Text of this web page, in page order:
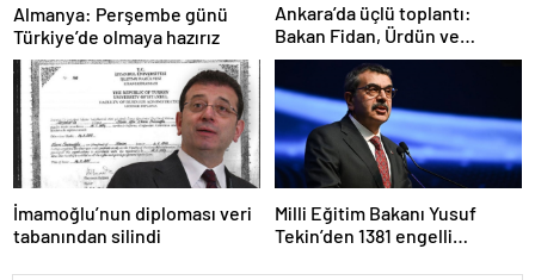
Almanya: Perşembe günü
Türkiye’de olmaya hazırız
Ankara’da üçlü toplantı:
Bakan Fidan, Ürdün ve
Suriyeli mevkidaşlarıyla
görüştü
İmamoğlu’nun diploması veri
tabanından silindi
Milli Eğitim Bakanı Yusuf
Tekin’den 1381 engelli